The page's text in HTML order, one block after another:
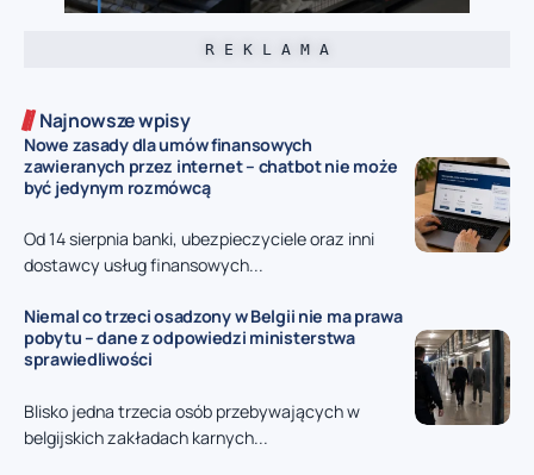
R E K L A M A
Najnowsze wpisy
Nowe zasady dla umów finansowych
zawieranych przez internet – chatbot nie może
być jedynym rozmówcą
Od 14 sierpnia banki, ubezpieczyciele oraz inni
dostawcy usług finansowych...
Niemal co trzeci osadzony w Belgii nie ma prawa
pobytu – dane z odpowiedzi ministerstwa
sprawiedliwości
Blisko jedna trzecia osób przebywających w
belgijskich zakładach karnych...